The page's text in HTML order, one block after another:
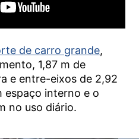
de carro grande,
1,87 m de
e entre-eixos de 2,92
espaço interno e o
no uso diário.